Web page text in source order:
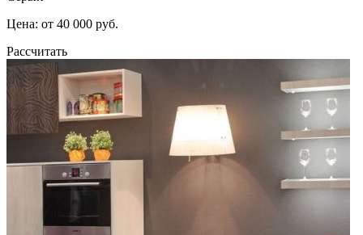
Цена: от 40 000 руб.
Рассчитать